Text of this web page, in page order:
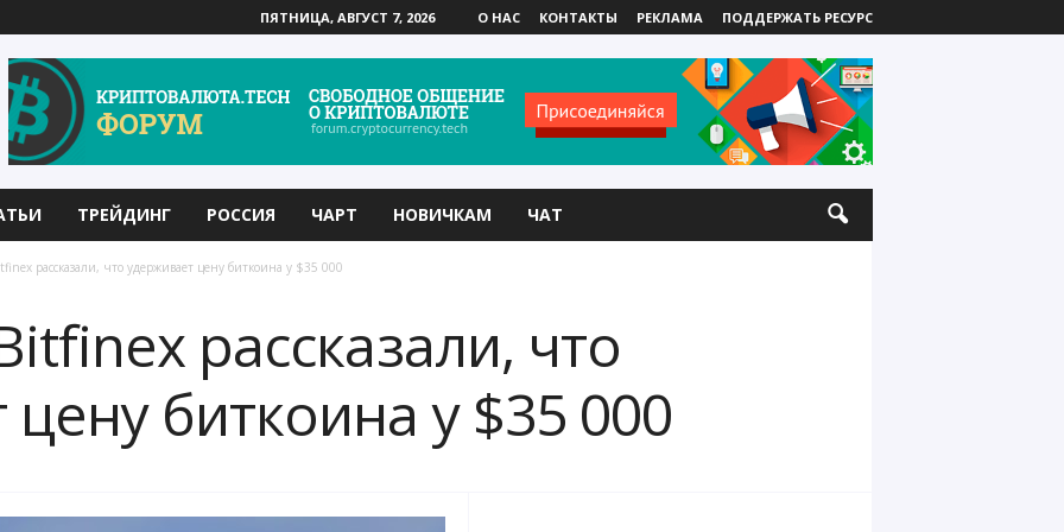
ПЯТНИЦА, АВГУСТ 7, 2026 О НАС КОНТАКТЫ РЕКЛАМА ПОДДЕРЖАТЬ РЕСУРС
ТРЕЙДИНГ РОССИЯ ЧАРТ НОВИЧКАМ ЧАТ
рассказали, что удерживает цену биткоина у $35 000
рассказали, что
биткоина у $35 000